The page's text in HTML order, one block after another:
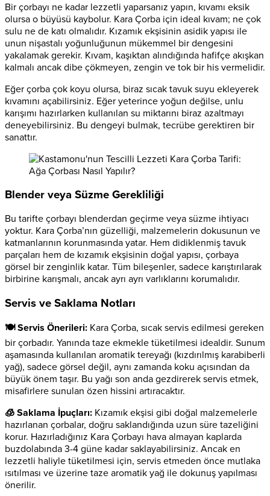
Bir çorbayı ne kadar lezzetli yaparsanız yapın, kıvamı eksik
olursa o büyüsü kaybolur. Kara Çorba için ideal kıvam; ne çok
sulu ne de katı olmalıdır. Kızamık ekşisinin asidik yapısı ile
unun nişastalı yoğunluğunun mükemmel bir dengesini
yakalamak gerekir. Kıvam, kaşıktan alındığında hafifçe akışkan
kalmalı ancak dibe çökmeyen, zengin ve tok bir his vermelidir.
Eğer çorba çok koyu olursa, biraz sıcak tavuk suyu ekleyerek
kıvamını açabilirsiniz. Eğer yeterince yoğun değilse, unlu
karışımı hazırlarken kullanılan su miktarını biraz azaltmayı
deneyebilirsiniz. Bu dengeyi bulmak, tecrübe gerektiren bir
sanattır.
Blender veya Süzme Gerekliliği
Bu tarifte çorbayı blenderdan geçirme veya süzme ihtiyacı
yoktur. Kara Çorba’nın güzelliği, malzemelerin dokusunun ve
katmanlarının korunmasında yatar. Hem didiklenmiş tavuk
parçaları hem de kızamık ekşisinin doğal yapısı, çorbaya
görsel bir zenginlik katar. Tüm bileşenler, sadece karıştırılarak
birbirine karışmalı, ancak ayrı ayrı varlıklarını korumalıdır.
Servis ve Saklama Notları
🍽️ Servis Önerileri: Kara Çorba, sıcak servis edilmesi gereken
bir çorbadır. Yanında taze ekmekle tüketilmesi idealdir. Sunum
aşamasında kullanılan aromatik tereyağı (kızdırılmış karabiberli
yağ), sadece görsel değil, aynı zamanda koku açısından da
büyük önem taşır. Bu yağı son anda gezdirerek servis etmek,
misafirlere sunulan özen hissini artıracaktır.
🧊 Saklama İpuçları: Kızamık ekşisi gibi doğal malzemelerle
hazırlanan çorbalar, doğru saklandığında uzun süre tazeliğini
korur. Hazırladığınız Kara Çorbayı hava almayan kaplarda
buzdolabında 3-4 güne kadar saklayabilirsiniz. Ancak en
lezzetli haliyle tüketilmesi için, servis etmeden önce mutlaka
ısıtılması ve üzerine taze aromatik yağ ile dokunuş yapılması
önerilir.